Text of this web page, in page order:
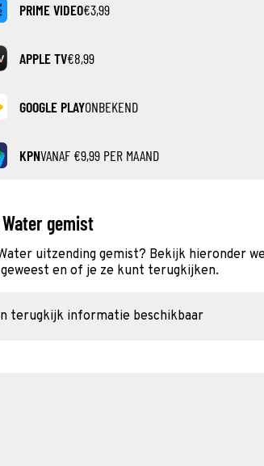
PRIME VIDEO€3,99
APPLE TV€8,99
GOOGLE PLAYONBEKEND
KPNVANAF €9,99 PER MAAND
gemist
uitzending gemist? Bekijk hieronder
en of je ze kunt terugkijken.
terugkijk informatie beschikbaar